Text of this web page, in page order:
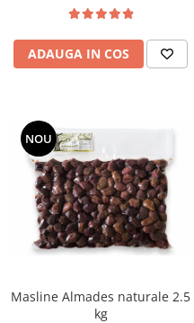
ADAUGA IN COS
NOU
Masline Almades naturale 2.5
kg